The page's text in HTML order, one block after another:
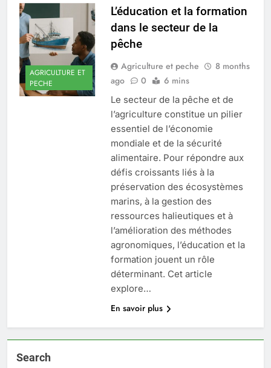
AGRICULTURE ET
PECHE
L’éducation et la formation
dans le secteur de la
pêche
Agriculture et peche
8 months
ago
0 6 mins
Le secteur de la pêche et de
l’agriculture constitue un pilier
essentiel de l’économie
mondiale et de la sécurité
alimentaire. Pour répondre aux
défis croissants liés à la
préservation des écosystèmes
marins, à la gestion des
ressources halieutiques et à
l’amélioration des méthodes
agronomiques, l’éducation et la
formation jouent un rôle
déterminant. Cet article
explore…
En savoir plus
Search